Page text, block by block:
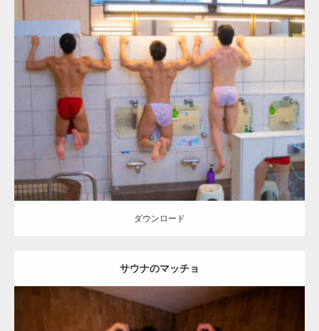
Update:2023.02.11
Category: 筋肉銭湯2 YOSHI AKIHITO(細マッチョ)
SOSUKE
背中
川口 (埼玉)
ダウンロード
ダウンロード
サウナのマッチョ